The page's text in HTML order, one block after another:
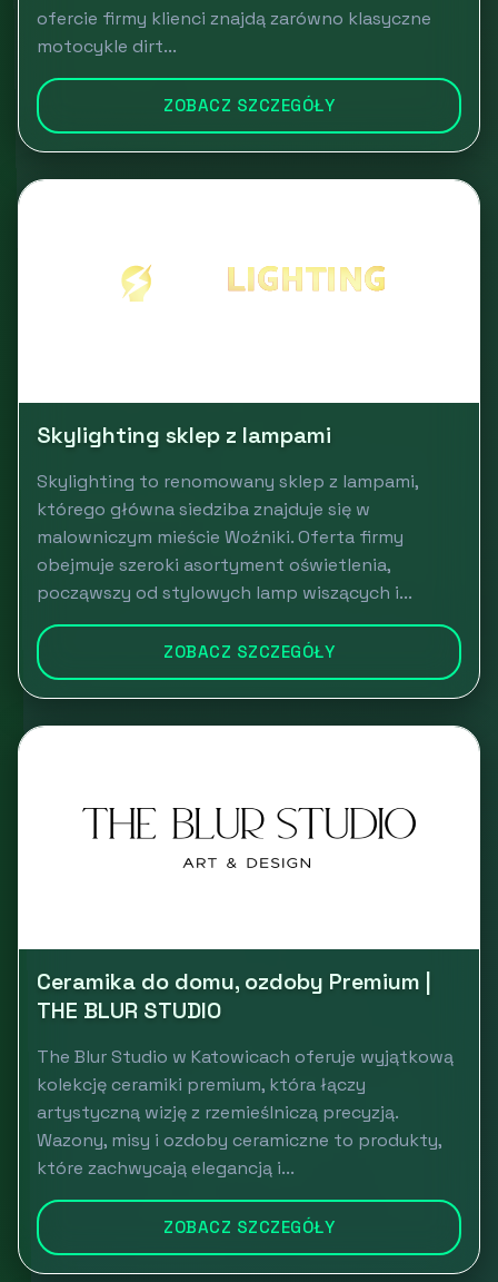
ofercie firmy klienci znajdą zarówno klasyczne
motocykle dirt...
ZOBACZ SZCZEGÓŁY
Skylighting sklep z lampami
Skylighting to renomowany sklep z lampami,
którego główna siedziba znajduje się w
malowniczym mieście Woźniki. Oferta firmy
obejmuje szeroki asortyment oświetlenia,
począwszy od stylowych lamp wiszących i...
ZOBACZ SZCZEGÓŁY
Ceramika do domu, ozdoby Premium |
THE BLUR STUDIO
The Blur Studio w Katowicach oferuje wyjątkową
kolekcję ceramiki premium, która łączy
artystyczną wizję z rzemieślniczą precyzją.
Wazony, misy i ozdoby ceramiczne to produkty,
które zachwycają elegancją i...
ZOBACZ SZCZEGÓŁY